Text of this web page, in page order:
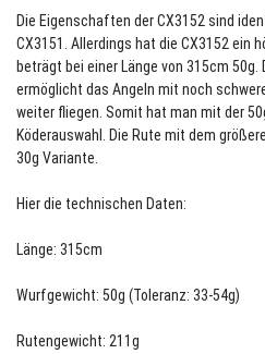
Die Eigenschaften der CX3152 sind
CX3151. Allerdings hat die CX3152 ein
beträgt bei einer Länge von 315cm
ermöglicht das Angeln mit noch
weiter fliegen. Somit hat man mit der
Köderauswahl. Die Rute mit dem
30g Variante.
Hier die technischen Daten:
Länge: 315cm
Wurfgewicht: 50g (Toleranz: 33-54g)
Rutengewicht: 211g